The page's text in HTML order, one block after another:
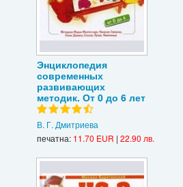
Энциклопедия
современных
развивающих
методик. От 0 до 6 лет
В. Г. Дмитриева
печатна: 11.70 EUR | 22.90 лв.